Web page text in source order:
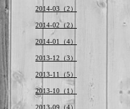
2014-03（2）
2014-02（2）
2014-01（4）
2013-12（3）
2013-11（5）
2013-10（1）
2013-09（4）